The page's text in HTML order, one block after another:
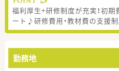
福利厚生+研修制度が充実！初
ート♪研修費用・教材費の支援制
勤務地